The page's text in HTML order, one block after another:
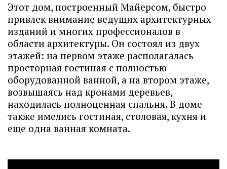
Этот дом, построенный Майерсом, быстро
привлек внимание ведущих архитектурных
изданий и многих профессионалов в
области архитектуры. Он состоял из двух
этажей: на первом этаже располагалась
просторная гостиная с полностью
оборудованной ванной, а на втором этаже,
возвышаясь над кронами деревьев,
находилась полноценная спальня. В доме
также имелись гостиная, столовая, кухня и
еще одна ванная комната.